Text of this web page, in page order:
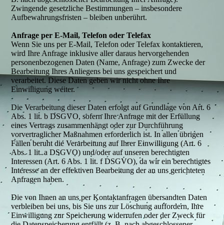
Zwingende gesetzliche Bestimmungen – insbesondere
Aufbewahrungsfristen – bleiben unberührt.
Anfrage per E-Mail, Telefon oder Telefax
Wenn Sie uns per E-Mail, Telefon oder Telefax kontaktieren,
wird Ihre Anfrage inklusive aller daraus hervorgehenden
personenbezogenen Daten (Name, Anfrage) zum Zwecke der
Bearbeitung Ihres Anliegens bei uns gespeichert und
verarbeitet. Diese Daten geben wir nicht ohne Ihre
Einwilligung weiter.
Die Verarbeitung dieser Daten erfolgt auf Grundlage von Art. 6
Abs. 1 lit. b DSGVO, sofern Ihre Anfrage mit der Erfüllung
eines Vertrags zusammenhängt oder zur Durchführung
vorvertraglicher Maßnahmen erforderlich ist. In allen übrigen
Fällen beruht die Verarbeitung auf Ihrer Einwilligung (Art. 6
Abs. 1 lit. a DSGVO) und/oder auf unseren berechtigten
Interessen (Art. 6 Abs. 1 lit. f DSGVO), da wir ein berechtigtes
Interesse an der effektiven Bearbeitung der an uns gerichteten
Anfragen haben.
Die von Ihnen an uns per Kontaktanfragen übersandten Daten
verbleiben bei uns, bis Sie uns zur Löschung auffordern, Ihre
Einwilligung zur Speicherung widerrufen oder der Zweck für